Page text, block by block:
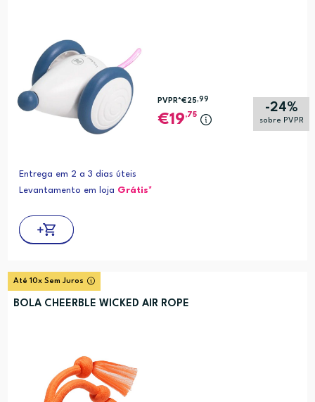
-24%
sobre PVPR
PVPR*€25,99
19,75
Entrega em 2 a 3 dias úteis
Levantamento em loja Grátis*
Até 10x Sem Juros
BOLA CHEERBLE WICKED AIR ROPE